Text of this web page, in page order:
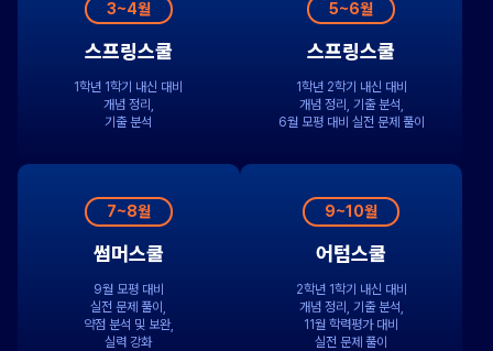
3~4월
스프링스쿨
1학년 1학기 내신 대비
개념 정리,
기출 분석
5~6월
스프링스쿨
1학년 2학기 내신 대비
개념 정리, 기출 분석,
6월 모평 대비 실전 문제 풀이
7~8월
썸머스쿨
9월 모평 대비
실전 문제 풀이,
약점 분석 및 보완,
실력 강화
9~10월
어텀스쿨
2학년 1학기 내신 대비
개념 정리, 기출 분석,
11월 학력평가 대비
실전 문제 풀이